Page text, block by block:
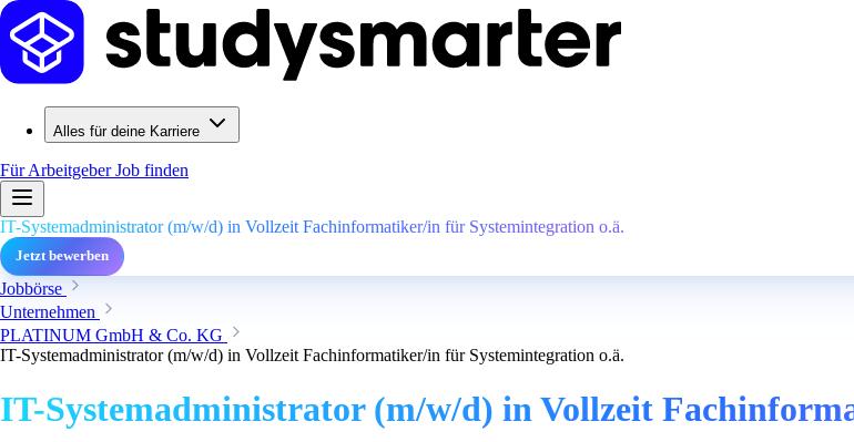
Alles für deine Karriere
Für ArbeitgeberJob finden
IT-Systemadministrator (m/w/d) in Vollzeit Fachinformatiker/in für Systemintegration o.ä.
Jetzt bewerben
Jobbörse
Unternehmen
PLATINUM GmbH & Co. KG
IT-Systemadministrator (m/w/d) in Vollzeit Fachinformatiker/in für Systemintegration o.ä.
IT-Systemadministrator (m/w/d) in Vollzeit